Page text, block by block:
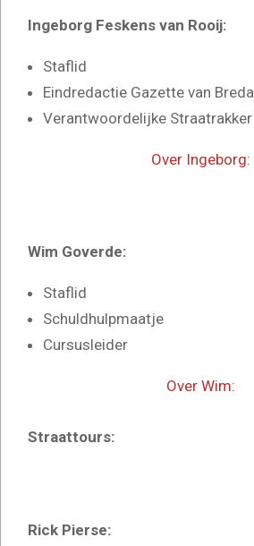
Ingeborg Feskens van Rooij:
Staflid
Eindredactie Gazette van Breda
Verantwoordelijke Straatrakker
Over Ingeborg:
Wim Goverde:
Staflid
Schuldhulpmaatje
Cursusleider
Over Wim:
Straattours:
Rick Pierse: